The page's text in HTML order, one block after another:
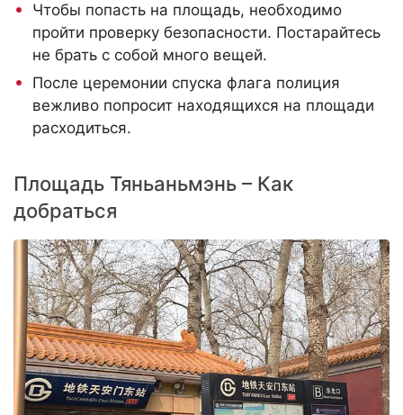
Чтобы попасть на площадь, необходимо
пройти проверку безопасности. Постарайтесь
не брать с собой много вещей.
После церемонии спуска флага полиция
вежливо попросит находящихся на площади
расходиться.
Площадь Тяньаньмэнь – Как
добраться